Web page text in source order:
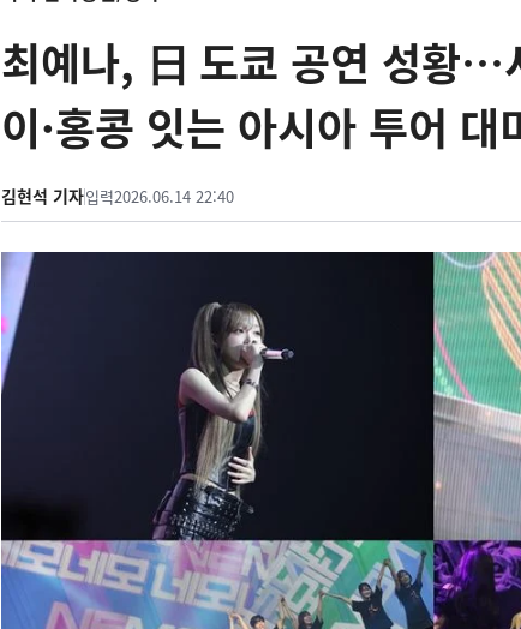
최예나, 日 도쿄 공연 성황…
이·홍콩 잇는 아시아 투어 대
김현석 기자입력2026.06.14 22:40